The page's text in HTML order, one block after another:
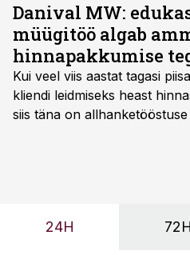
Danival MW:
müügitöö algab
hinnapakkumise
Kui veel viis aastat tagasi
kliendi leidmiseks heast
siis täna on
24H 72H